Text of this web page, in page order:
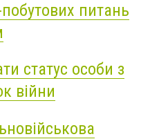
питань
статус особи з
війни